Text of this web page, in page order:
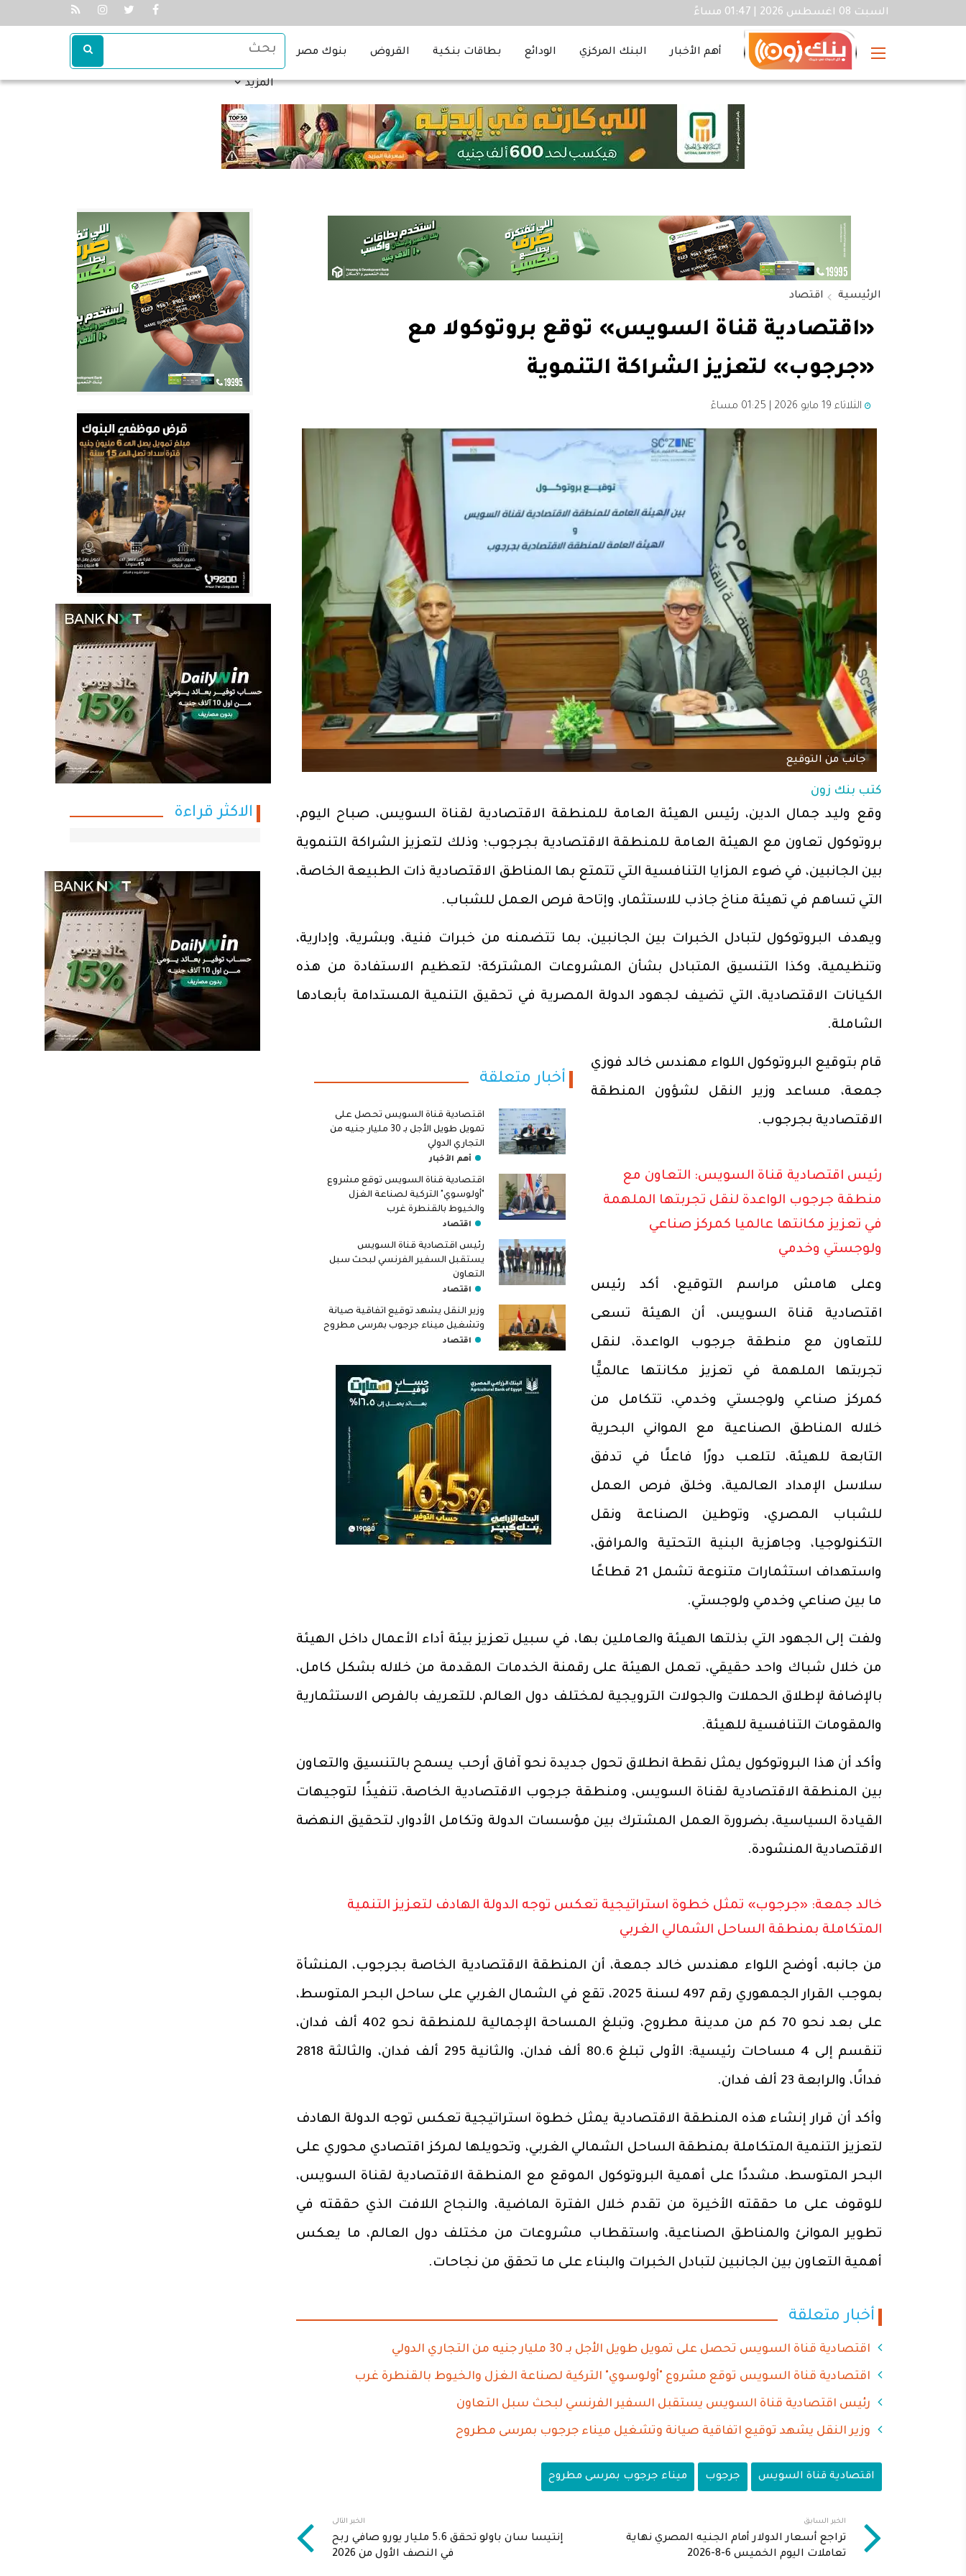
السبت 08 اغسطس 2026 | 01:47 مساءً
أهم الأخبار البنك المركزي الودائع بطاقات بنكية القروض بنوك مصر
المزيد
الرئيسية اقتصاد
«اقتصادية قناة السويس» توقع بروتوكولا مع
«جرجوب» لتعزيز الشراكة التنموية
الثلاثاء 19 مايو 2026 | 01:25 مساءً
جانب من التوقيع
كتب بنك زون
وقع وليد جمال الدين، رئيس الهيئة العامة للمنطقة الاقتصادية لقناة السويس، صباح اليوم،
بروتوكول تعاون مع الهيئة العامة للمنطقة الاقتصادية بجرجوب؛ وذلك لتعزيز الشراكة التنموية
بين الجانبين، في ضوء المزايا التنافسية التي تتمتع بها المناطق الاقتصادية ذات الطبيعة الخاصة،
التي تساهم في تهيئة مناخ جاذب للاستثمار، وإتاحة فرص العمل للشباب.
ويهدف البروتوكول لتبادل الخبرات بين الجانبين، بما تتضمنه من خبرات فنية، وبشرية، وإدارية،
وتنظيمية، وكذا التنسيق المتبادل بشأن المشروعات المشتركة؛ لتعظيم الاستفادة من هذه
الكيانات الاقتصادية، التي تضيف لجهود الدولة المصرية في تحقيق التنمية المستدامة بأبعادها
الشاملة.
أخبار متعلقة
اقتصادية قناة السويس تحصل على
تمويل طويل الأجل بـ 30 مليار جنيه من
التجاري الدولي
أهم الأخبار
اقتصادية قناة السويس توقع مشروع
"أولوسوي" التركية لصناعة الغزل
والخيوط بالقنطرة غرب
اقتصاد
رئيس اقتصادية قناة السويس
يستقبل السفير الفرنسي لبحث سبل
التعاون
اقتصاد
وزير النقل يشهد توقيع اتفاقية صيانة
وتشغيل ميناء جرجوب بمرسى مطروح
اقتصاد
قام بتوقيع البروتوكول اللواء مهندس خالد فوزي
جمعة، مساعد وزير النقل لشؤون المنطقة
الاقتصادية بجرجوب.
رئيس اقتصادية قناة السويس: التعاون مع
منطقة جرجوب الواعدة لنقل تجربتها الملهمة
في تعزيز مكانتها عالميا كمركز صناعي
ولوجستي وخدمي
وعلى هامش مراسم التوقيع، أكد رئيس
اقتصادية قناة السويس، أن الهيئة تسعى
للتعاون مع منطقة جرجوب الواعدة، لنقل
تجربتها الملهمة في تعزيز مكانتها عالميًّا
كمركز صناعي ولوجستي وخدمي، تتكامل من
خلاله المناطق الصناعية مع المواني البحرية
التابعة للهيئة، لتلعب دورًا فاعلًا في تدفق
سلاسل الإمداد العالمية، وخلق فرص العمل
للشباب المصري، وتوطين الصناعة ونقل
التكنولوجيا، وجاهزية البنية التحتية والمرافق،
واستهداف استثمارات متنوعة تشمل 21 قطاعًا
ما بين صناعي وخدمي ولوجستي.
ولفت إلى الجهود التي بذلتها الهيئة والعاملين بها، في سبيل تعزيز بيئة أداء الأعمال داخل الهيئة
من خلال شباك واحد حقيقي، تعمل الهيئة على رقمنة الخدمات المقدمة من خلاله بشكل كامل،
بالإضافة لإطلاق الحملات والجولات الترويجية لمختلف دول العالم، للتعريف بالفرص الاستثمارية
والمقومات التنافسية للهيئة.
وأكد أن هذا البروتوكول يمثل نقطة انطلاق تحول جديدة نحو آفاق أرحب يسمح بالتنسيق والتعاون
بين المنطقة الاقتصادية لقناة السويس، ومنطقة جرجوب الاقتصادية الخاصة، تنفيذًا لتوجيهات
القيادة السياسية، بضرورة العمل المشترك بين مؤسسات الدولة وتكامل الأدوار، لتحقيق النهضة
الاقتصادية المنشودة.
خالد جمعة: «جرجوب» تمثل خطوة استراتيجية تعكس توجه الدولة الهادف لتعزيز التنمية
المتكاملة بمنطقة الساحل الشمالي الغربي
من جانبه، أوضح اللواء مهندس خالد جمعة، أن المنطقة الاقتصادية الخاصة بجرجوب، المنشأة
بموجب القرار الجمهوري رقم 497 لسنة 2025، تقع في الشمال الغربي على ساحل البحر المتوسط،
على بعد نحو 70 كم من مدينة مطروح، وتبلغ المساحة الإجمالية للمنطقة نحو 402 ألف فدان،
تنقسم إلى 4 مساحات رئيسية: الأولى تبلغ 80.6 ألف فدان، والثانية 295 ألف فدان، والثالثة 2818
فدانًا، والرابعة 23 ألف فدان.
وأكد أن قرار إنشاء هذه المنطقة الاقتصادية يمثل خطوة استراتيجية تعكس توجه الدولة الهادف
لتعزيز التنمية المتكاملة بمنطقة الساحل الشمالي الغربي، وتحويلها لمركز اقتصادي محوري على
البحر المتوسط، مشددًا على أهمية البروتوكول الموقع مع المنطقة الاقتصادية لقناة السويس،
للوقوف على ما حققته الأخيرة من تقدم خلال الفترة الماضية، والنجاح اللافت الذي حققته في
تطوير الموانئ والمناطق الصناعية، واستقطاب مشروعات من مختلف دول العالم، ما يعكس
أهمية التعاون بين الجانبين لتبادل الخبرات والبناء على ما تحقق من نجاحات.
أخبار متعلقة
اقتصادية قناة السويس تحصل على تمويل طويل الأجل بـ 30 مليار جنيه من التجاري الدولي
اقتصادية قناة السويس توقع مشروع "أولوسوي" التركية لصناعة الغزل والخيوط بالقنطرة غرب
رئيس اقتصادية قناة السويس يستقبل السفير الفرنسي لبحث سبل التعاون
وزير النقل يشهد توقيع اتفاقية صيانة وتشغيل ميناء جرجوب بمرسى مطروح
اقتصادية قناة السويس جرجوب ميناء جرجوب بمرسى مطروح
الخبر السابق
تراجع أسعار الدولار أمام الجنيه المصري نهاية
تعاملات اليوم الخميس 6-8-2026
الخبر التالى
إنتيسا سان باولو تحقق 5.6 مليار يورو صافي ربح
في النصف الأول من 2026
الاكثر قراءة